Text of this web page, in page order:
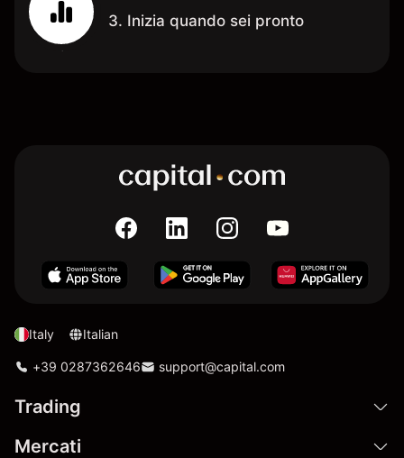
3. Inizia quando sei pronto
Italy Italian
+39 0287362646 support@capital.com
Trading
Mercati